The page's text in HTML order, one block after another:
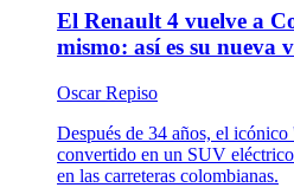
El Renault 4 vuelve a
mismo: así es su nueva
Oscar Repiso
Después de 34 años, el
convertido en un SUV
en las carreteras colombianas.